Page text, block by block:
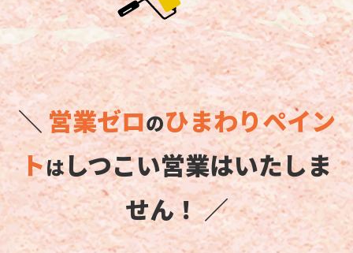
＼営業ゼロのひまわりペイン
トはしつこい営業はいたしま
せん！ ／